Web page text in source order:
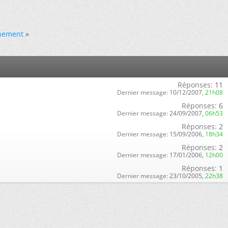
»
Réponses: 11
Dernier message: 10/12/2007, 21h08
Réponses: 6
Dernier message: 24/09/2007, 06h53
Réponses: 2
Dernier message: 15/09/2006, 18h34
Réponses: 2
Dernier message: 17/01/2006, 12h00
Réponses: 1
Dernier message: 23/10/2005, 22h38